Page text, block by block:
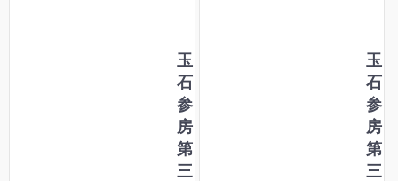
露
秋
分
―
あ
ら
え
り
―
文
学
書
玉
石
参
房
第
三
玉
石
参
房
第
三